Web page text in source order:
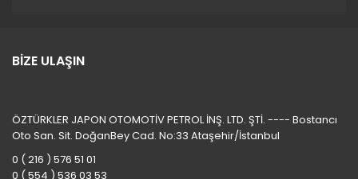
BİZE ULAŞIN
ÖZTÜRKLER JAPON OTOMOTİV PETROL İNŞ. LTD. ŞTİ. ---- Bostancı
Oto San. Sit. DoğanBey Cad. No:33 Ataşehir/İstanbul
0 ( 216 ) 576 51 01
0 ( 554 ) 536 03 53